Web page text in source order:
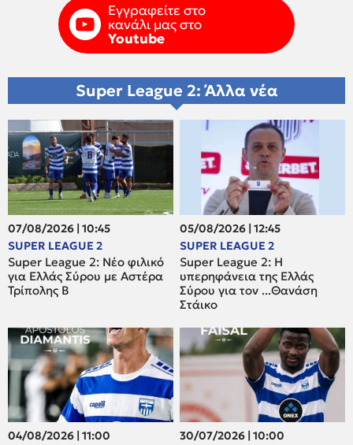
Εγγραφείτε στο
κανάλι μας στο
Youtube
Super League 2: Άλλα νέα
07/08/2026 | 10:45
SUPER LEAGUE 2
Super League 2: Νέο φιλικό
για Ελλάς Σύρου με Αστέρα
Τρίπολης Β
05/08/2026 | 12:45
SUPER LEAGUE 2
Super League 2: H
υπερηφάνεια της Ελλάς
Σύρου για τον ...Θανάση
Στάικο
04/08/2026 | 11:00
30/07/2026 | 10:00